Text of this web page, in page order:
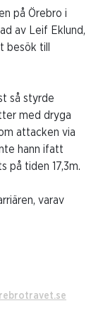
på Örebro i
av Leif Eklund,
besök till
så styrde
med dryga
attacken via
hann ifatt
på tiden 17,3m.
varav